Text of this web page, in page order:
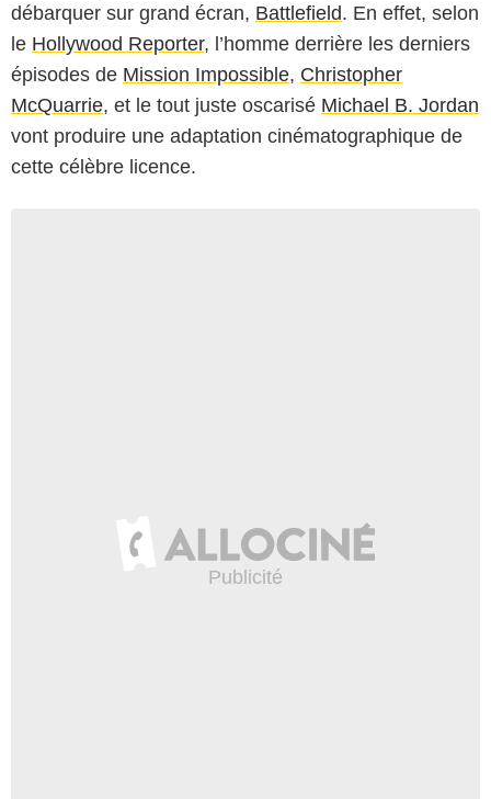
débarquer sur grand écran, Battlefield. En effet, selon
le Hollywood Reporter, l’homme derrière les derniers
épisodes de Mission Impossible, Christopher
McQuarrie, et le tout juste oscarisé Michael B. Jordan
vont produire une adaptation cinématographique de
cette célèbre licence.